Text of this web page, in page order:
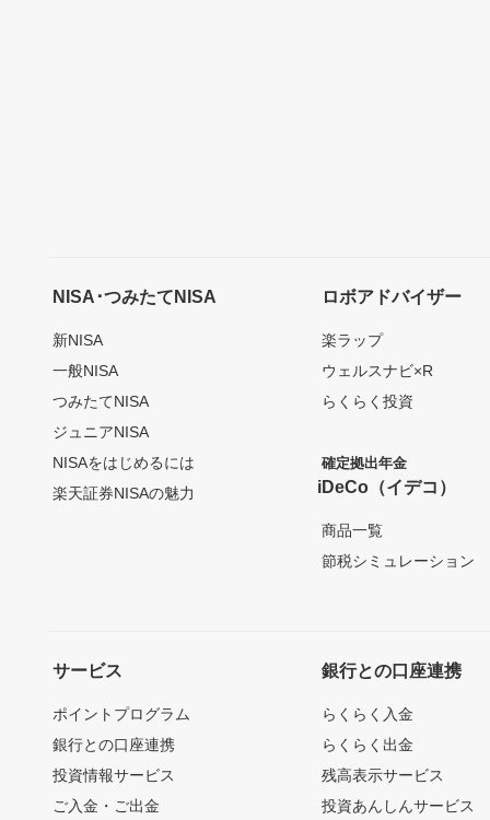
NISA･つみたてNISA
新NISA
一般NISA
つみたてNISA
ジュニアNISA
NISAをはじめるには
楽天証券NISAの魅力
ロボアドバイザー
楽ラップ
ウェルスナビ×R
らくらく投資
確定拠出年金
iDeCo（イデコ）
商品一覧
節税シミュレーション
サービス
ポイントプログラム
銀行との口座連携
投資情報サービス
ご入金・ご出金
銀行との口座連携
らくらく入金
らくらく出金
残高表示サービス
投資あんしんサービス